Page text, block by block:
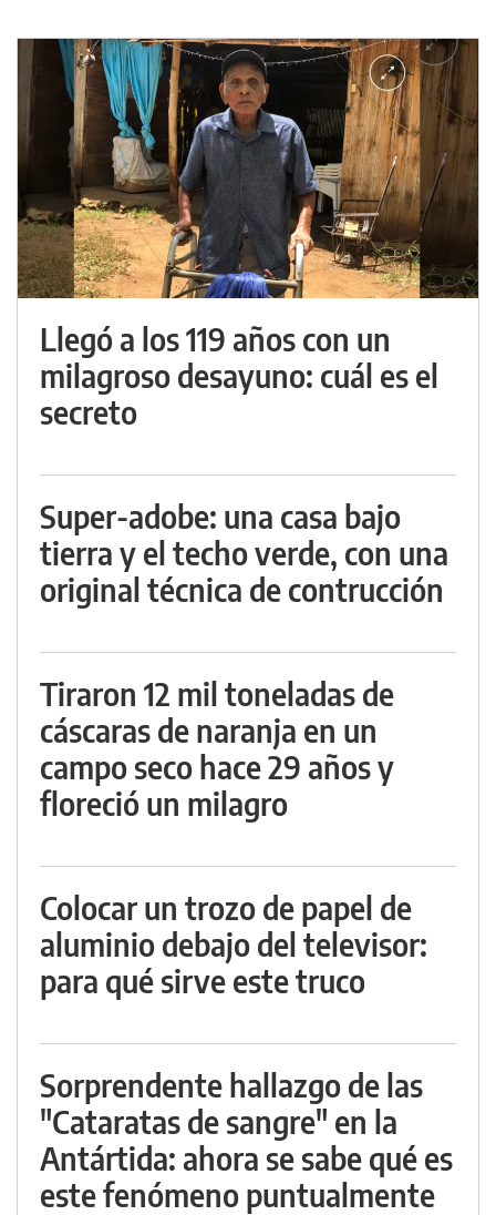
Llegó a los 119 años con un
milagroso desayuno: cuál es el
secreto
Super-adobe: una casa bajo
tierra y el techo verde, con una
original técnica de contrucción
Tiraron 12 mil toneladas de
cáscaras de naranja en un
campo seco hace 29 años y
floreció un milagro
Colocar un trozo de papel de
aluminio debajo del televisor:
para qué sirve este truco
Sorprendente hallazgo de las
"Cataratas de sangre" en la
Antártida: ahora se sabe qué es
este fenómeno puntualmente